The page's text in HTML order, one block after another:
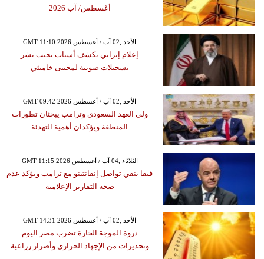
أغسطس/ آب 2026
GMT 11:10 2026 الأحد ,02 آب / أغسطس
إعلام إيراني يكشف أسباب تجنب نشر
تسجيلات صوتية لمجتبى خامنئي
GMT 09:42 2026 الأحد ,02 آب / أغسطس
ولي العهد السعودي وترامب يبحثان تطورات
المنطقة ويؤكدان أهمية التهدئة
GMT 11:15 2026 الثلاثاء ,04 آب / أغسطس
فيفا ينفي تواصل إنفانتينو مع ترامب ويؤكد عدم
صحة التقارير الإعلامية
GMT 14:31 2026 الأحد ,02 آب / أغسطس
ذروة الموجة الحارة تضرب مصر اليوم
وتحذيرات من الإجهاد الحراري وأضرار زراعية